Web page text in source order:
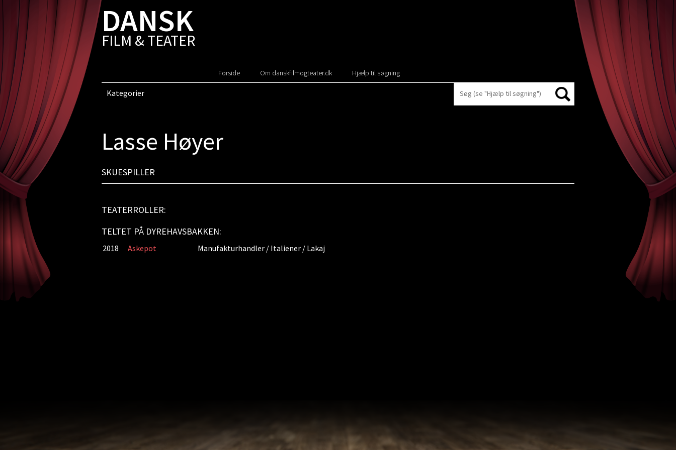
DANSK
FILM & TEATER
Forside Om danskfilmogteater.dk Hjælp til søgning
Kategorier
Lasse Høyer
SKUESPILLER
TEATERROLLER:
TELTET PÅ DYREHAVSBAKKEN:
2018 Askepot Manufakturhandler / Italiener / Lakaj